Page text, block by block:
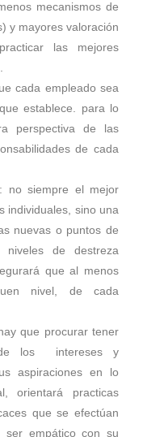
mecanismos de
y mayores valoración
las mejores
cada empleado sea
establece. para lo
perspectiva de las
de cada
no siempre el mejor
individuales, sino una
nuevas o puntos de
de destreza
que al menos
nivel, de cada
que procurar tener
de los intereses y
aspiraciones en lo
orientará practicas
que se efectúan
empático con su